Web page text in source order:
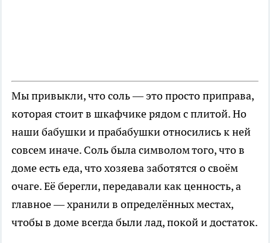
Мы привыкли, что соль — это просто приправа,
которая стоит в шкафчике рядом с плитой. Но
наши бабушки и прабабушки относились к ней
совсем иначе. Соль была символом того, что в
доме есть еда, что хозяева заботятся о своём
очаге. Её берегли, передавали как ценность, а
главное — хранили в определённых местах,
чтобы в доме всегда были лад, покой и достаток.